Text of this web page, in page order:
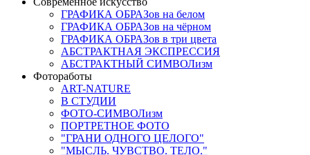
ГРАФИКА ОБРАЗов на белом
ГРАФИКА ОБРАЗов на чёрном
ГРАФИКА ОБРАЗов в три цвета
АБСТРАКТНАЯ ЭКСПРЕССИЯ
АБСТРАКТНЫЙ СИМВОЛизм
Фотоработы
ART-NATURE
В СТУДИИ
ФОТО-СИМВОЛизм
ПОРТРЕТНОЕ ФОТО
"ГРАНИ ОДНОГО ЦЕЛОГО"
"МЫСЛЬ. ЧУВСТВО. ТЕЛО."